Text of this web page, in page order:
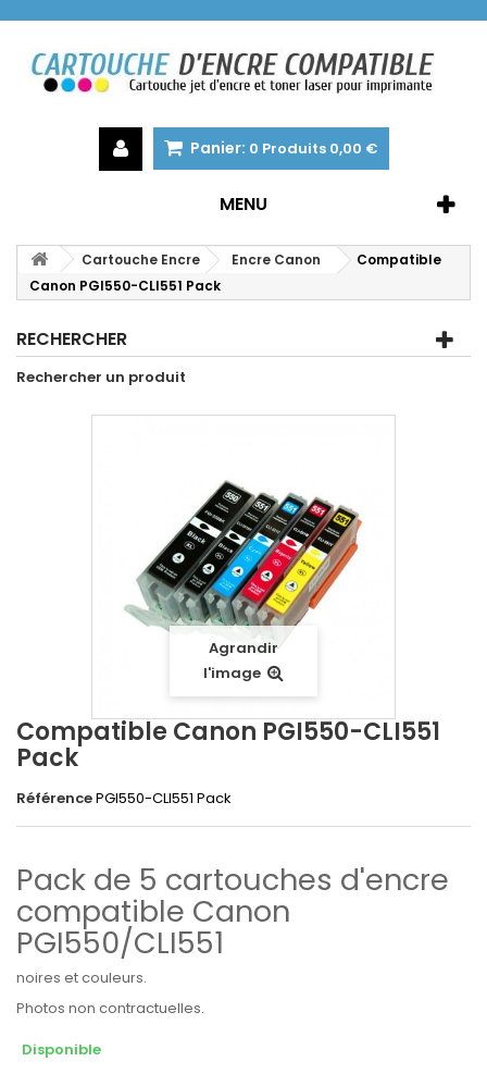
Panier: 0 Produits 0,00 €
MENU
Cartouche Encre Encre Canon
Compatible
Canon PGI550-CLI551 Pack
RECHERCHER
Rechercher un produit
Agrandir
l'image
Compatible Canon PGI550-CLI551
Pack
RéférencePGI550-CLI551 Pack
Pack de 5 cartouches d'encre
compatible Canon
PGI550/CLI551
noires et couleurs.
Photos non contractuelles.
Disponible